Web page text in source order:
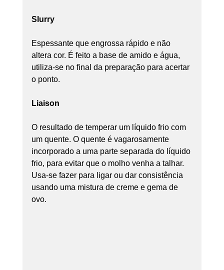
Slurry
Espessante que engrossa rápido e não
altera cor. É feito a base de amido e água,
utiliza-se no final da preparação para acertar
o ponto.
Liaison
O resultado de temperar um líquido frio com
um quente. O quente é vagarosamente
incorporado a uma parte separada do líquido
frio, para evitar que o molho venha a talhar.
Usa-se fazer para ligar ou dar consistência
usando uma mistura de creme e gema de
ovo.